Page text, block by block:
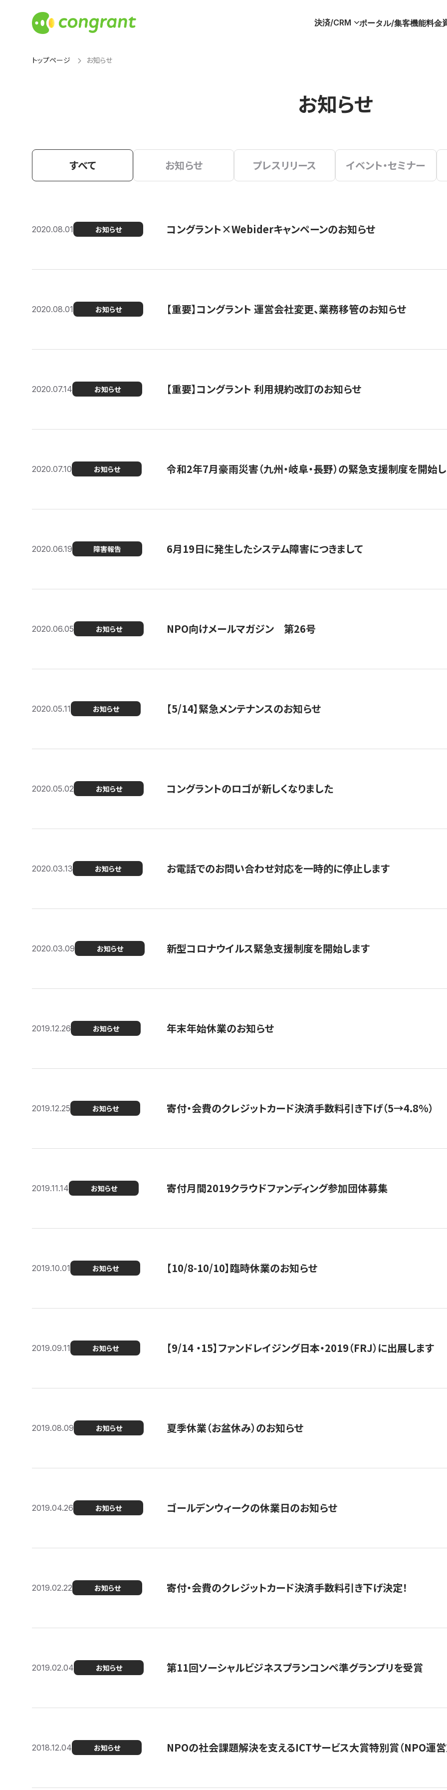
決済/CRM ポータル/集客機能料金
トップページ お知らせ
お知らせ
すべて お知らせ プレスリリース イベント・セミナー
2020.08.01 お知らせ コングラント×Webiderキャンペーンのお知らせ
2020.08.01 お知らせ 【重要】コングラント 運営会社変更、業務移管のお知らせ
2020.07.14 お知らせ 【重要】コングラント 利用規約改訂のお知らせ
2020.07.10 お知らせ 令和2年7月豪雨災害（九州・岐阜・長野）の緊急支援制度を開始
2020.06.19 障害報告 6月19日に発生したシステム障害につきまして
2020.06.05 お知らせ NPO向けメールマガジン 第26号
2020.05.11 お知らせ 【5/14】緊急メンテナンスのお知らせ
2020.05.02 お知らせ コングラントのロゴが新しくなりました
2020.03.13 お知らせ お電話でのお問い合わせ対応を一時的に停止します
2020.03.09 お知らせ 新型コロナウイルス緊急支援制度を開始します
2019.12.26 お知らせ 年末年始休業のお知らせ
2019.12.25 お知らせ 寄付・会費のクレジットカード決済手数料引き下げ（5→4.8%）
2019.11.14 お知らせ 寄付月間2019クラウドファンディング参加団体募集
2019.10.01 お知らせ 【10/8-10/10】臨時休業のお知らせ
2019.09.11 お知らせ 【9/14 ・15】ファンドレイジング日本・2019（FRJ）に出展します
2019.08.09 お知らせ 夏季休業（お盆休み）のお知らせ
2019.04.26 お知らせ ゴールデンウィークの休業日のお知らせ
2019.02.22 お知らせ 寄付・会費のクレジットカード決済手数料引き下げ決定！
2019.02.04 お知らせ 第11回ソーシャルビジネスプランコンペ準グランプリを受賞
2018.12.04 お知らせ NPOの社会課題解決を支えるICTサービス大賞特別賞（NPO運